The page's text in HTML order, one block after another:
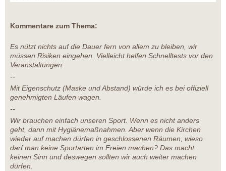
Kommentare zum Thema:
Es nützt nichts auf die Dauer fern von allem zu bleiben, wir
müssen Risiken eingehen. Vielleicht helfen Schnelltests vor den
Veranstaltungen.
--
Mit Eigenschutz (Maske und Abstand) würde ich es bei offiziell
genehmigten Läufen wagen.
--
Wir brauchen einfach unseren Sport. Wenn es nicht anders
geht, dann mit Hygiänemaßnahmen. Aber wenn die Kirchen
wieder auf machen dürfen in geschlossenen Räumen, wieso
darf man keine Sportarten im Freien machen? Das macht
keinen Sinn und deswegen sollten wir auch weiter machen
dürfen.